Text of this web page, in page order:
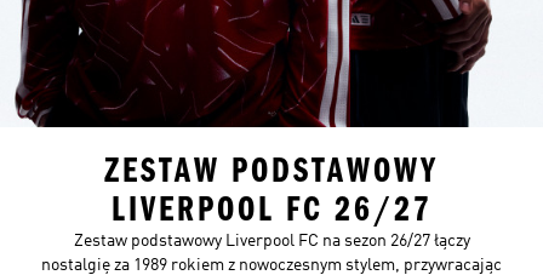
ZESTAW PODSTAWOWY
LIVERPOOL FC 26/27
Zestaw podstawowy Liverpool FC na sezon 26/27 łączy
nostalgię za 1989 rokiem z nowoczesnym stylem, przywracając